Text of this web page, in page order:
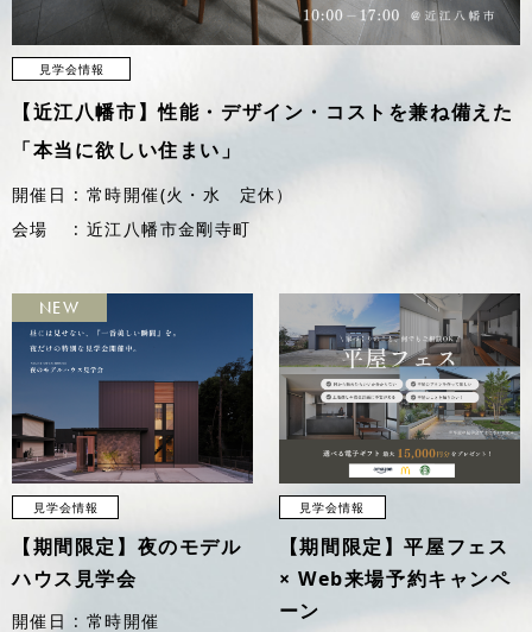
見学会情報
【近江八幡市】性能・デザイン・コストを兼ね備えた
「本当に欲しい住まい」
開催日
常時開催(火・水 定休）
会場
近江八幡市金剛寺町
見学会情報
【期間限定】夜のモデル
ハウス見学会
開催日
常時開催
見学会情報
【期間限定】平屋フェス
× Web来場予約キャンペ
ーン